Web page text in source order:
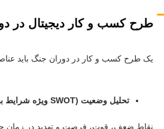
طرح کسب و کار دیجیتال در
یک طرح کسب و کار در دوران جنگ باید
تحلیل وضعیت (SWOT ویژه شرایط بحرانی):
نقاط ضعف، قوت، فرصت و تهدید در زمان